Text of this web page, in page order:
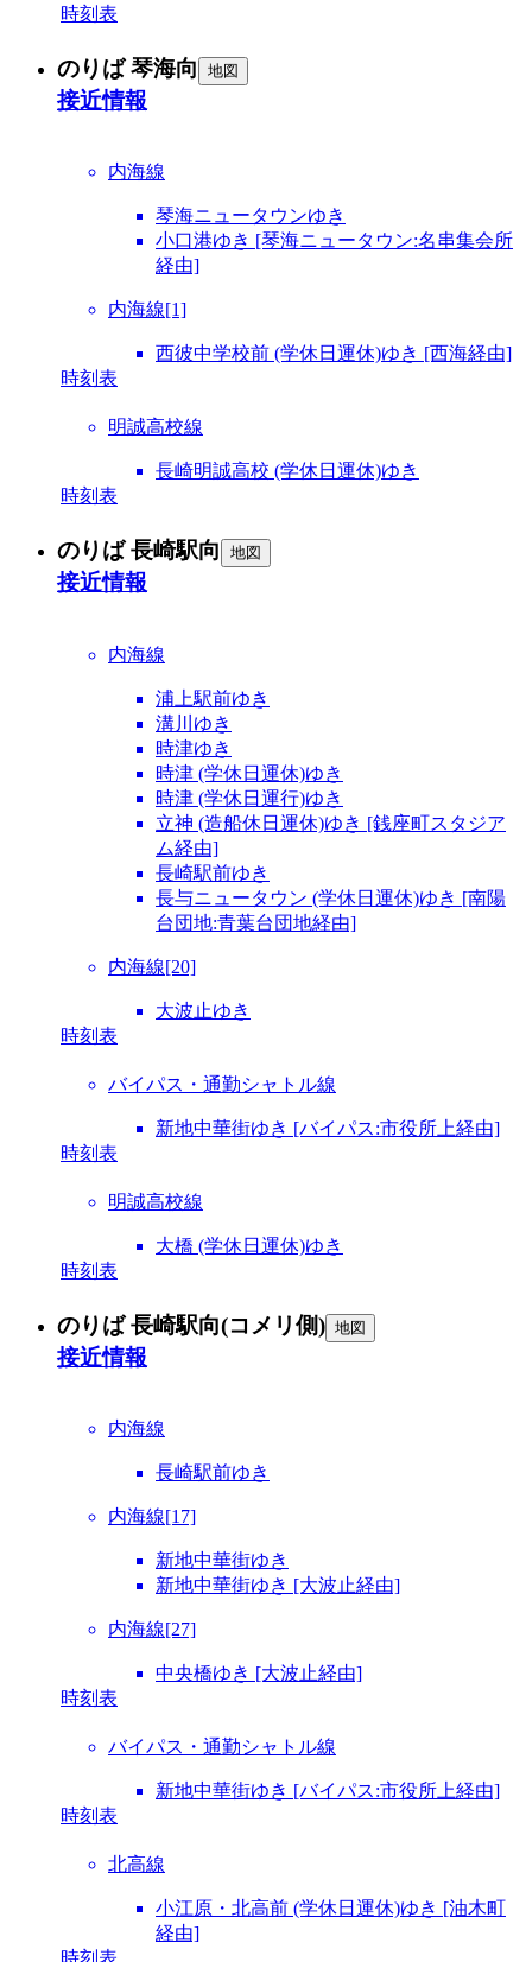
時刻表
のりば 琴海向 地図
接近情報
内海線
琴海ニュータウンゆき
小口港ゆき [琴海ニュータウン:名串集会所
経由]
内海線[1]
西彼中学校前 (学休日運休)ゆき [西海経由]
時刻表
明誠高校線
長崎明誠高校 (学休日運休)ゆき
時刻表
のりば 長崎駅向 地図
接近情報
内海線
浦上駅前ゆき
溝川ゆき
時津ゆき
時津 (学休日運休)ゆき
時津 (学休日運行)ゆき
立神 (造船休日運休)ゆき [銭座町スタジア
ム経由]
長崎駅前ゆき
長与ニュータウン (学休日運休)ゆき [南陽
台団地:青葉台団地経由]
内海線[20]
大波止ゆき
時刻表
バイパス・通勤シャトル線
新地中華街ゆき [バイパス:市役所上経由]
時刻表
明誠高校線
大橋 (学休日運休)ゆき
時刻表
のりば 長崎駅向(コメリ側) 地図
接近情報
内海線
長崎駅前ゆき
内海線[17]
新地中華街ゆき
新地中華街ゆき [大波止経由]
内海線[27]
中央橋ゆき [大波止経由]
時刻表
バイパス・通勤シャトル線
新地中華街ゆき [バイパス:市役所上経由]
時刻表
北高線
小江原・北高前 (学休日運休)ゆき [油木町
経由]